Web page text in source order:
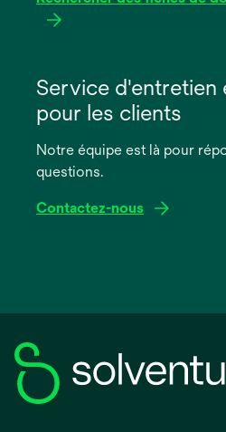
dans
nouvel
onglet
Service
pour les clients
Notre équipe est là pour
questions.
Contactez-nous